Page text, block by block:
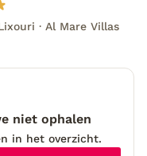
Al Mare Villas
niet ophalen
in het overzicht.